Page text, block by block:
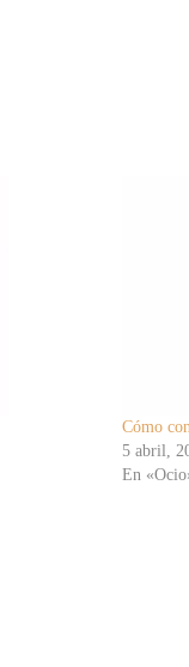
Cómo
5 abril,
En